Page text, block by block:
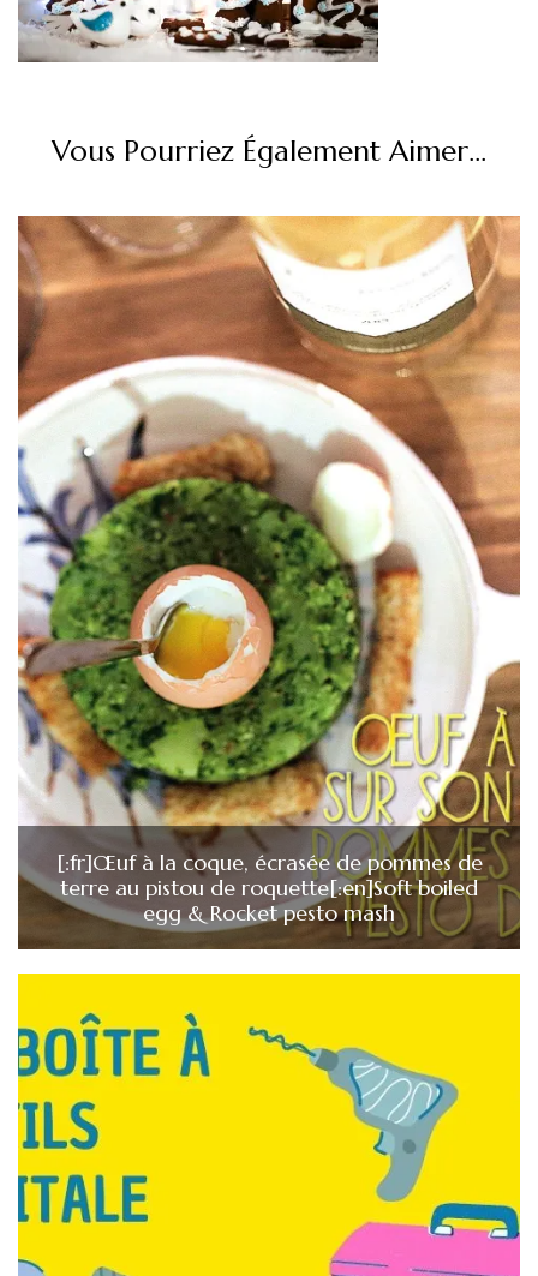
Vous Pourriez Également Aimer...
[:fr]Œuf à la coque, écrasée de pommes de
terre au pistou de roquette[:en]Soft boiled
egg & Rocket pesto mash